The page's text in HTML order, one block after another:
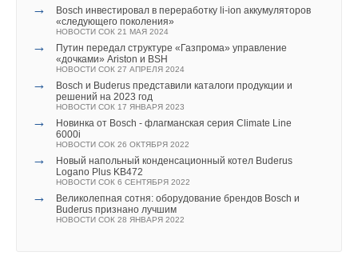
→
Bosch инвестировал в переработку li-ion аккумуляторов
«следующего поколения»
НОВОСТИ СОК 21 МАЯ 2024
→
Путин передал структуре «Газпрома» управление
«дочками» Ariston и BSH
НОВОСТИ СОК 27 АПРЕЛЯ 2024
→
Bоsch и Buderus представили каталоги продукции и
решений на 2023 год
НОВОСТИ СОК 17 ЯНВАРЯ 2023
→
Новинка от Bosch - флагманская серия Climate Line
6000i
НОВОСТИ СОК 26 ОКТЯБРЯ 2022
→
Новый напольный конденсационный котел Buderus
Logano Plus KB472
НОВОСТИ СОК 6 СЕНТЯБРЯ 2022
→
Великолепная сотня: оборудование брендов Bosch и
Buderus признано лучшим
НОВОСТИ СОК 28 ЯНВАРЯ 2022
Добавить комментарий
Ваше имя *
Ваш E-mail * Уведомления отключены
Комментарии
В этой теме еще нет комментариев
Добавить комментарий